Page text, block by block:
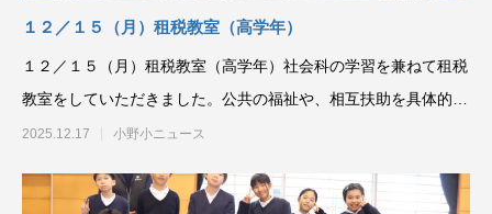
１２／１５（月）租税教室（高学年）
１２／１５（月）租税教室（高学年）社会科の学習を兼ねて租税
教室をしていただきました。公共の福祉や、相互扶助を具体的に
学ぶ機会となりました
2025.12.17 小野小ニュース